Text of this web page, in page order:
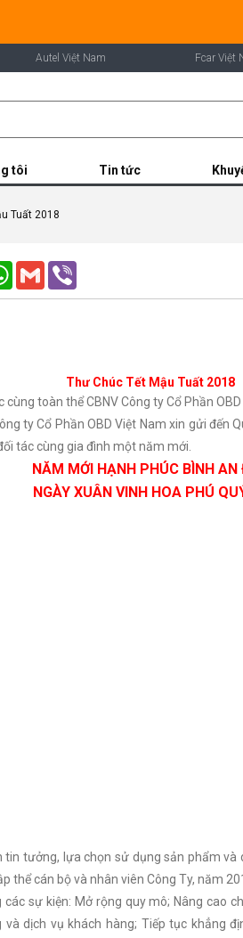
Autel Việt Nam Fcar Việt
tôi Tin tức
Tuất 2018
WhatsApp
Gmail
Thư Chúc Tết Mậu Tuất 2018
toàn thể CBNV Công ty Cổ Phần OBD
ty Cổ Phần OBD Việt Nam xin gửi đến
tác cùng gia đình một năm mới.
NĂM MỚI HẠNH PHÚC BÌNH AN
NGÀY XUÂN VINH HOA PHÚ
tưởng, lựa chọn sử dụng sản phẩm và
thể cán bộ và nhân viên Công Ty, năm
sự kiện: Mở rộng quy mô; Nâng cao
dịch vụ khách hàng; Tiếp tục khẳng